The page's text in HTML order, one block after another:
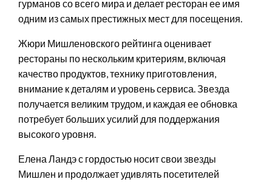
гурманов со всего мира и делает ресторан ее имя
одним из самых престижных мест для посещения.
Жюри Мишленовского рейтинга оценивает
рестораны по нескольким критериям, включая
качество продуктов, технику приготовления,
внимание к деталям и уровень сервиса. Звезда
получается великим трудом, и каждая ее обновка
потребует больших усилий для поддержания
высокого уровня.
Елена Ландэ с гордостью носит свои звезды
Мишлен и продолжает удивлять посетителей